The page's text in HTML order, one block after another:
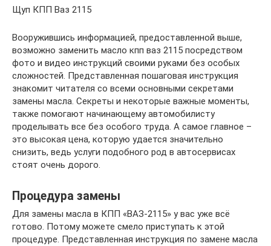
Щуп КПП Ваз 2115
Вооружившись информацией, предоставленной выше,
возможно заменить масло кпп ваз 2115 посредством
фото и видео инструкций своими руками без особых
сложностей. Представленная пошаговая инструкция
знакомит читателя со всеми основными секретами
замены масла. Секреты и некоторые важные моменты,
также помогают начинающему автомобилисту
проделывать все без особого труда. А самое главное –
это высокая цена, которую удается значительно
снизить, ведь услуги подобного род в автосервисах
стоят очень дорого.
Процедура замены
Для замены масла в КПП «ВАЗ-2115» у вас уже всё
готово. Потому можете смело приступать к этой
процедуре. Представленная инструкция по замене масла